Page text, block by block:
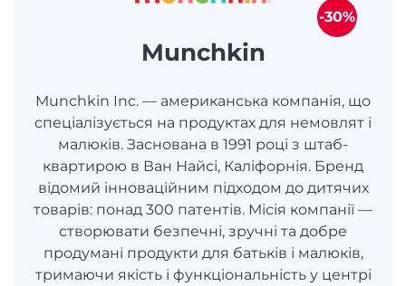
Munchkin
Munchkin Inc. — американська компанія, що
спеціалізується на продуктах для немовлят і
малюків. Заснована в 1991 році з штаб-
квартирою в Ван Найсі, Каліфорнія. Бренд
відомий інноваційним підходом до дитячих
товарів: понад 300 патентів. Місія компанії —
створювати безпечні, зручні та добре
продумані продукти для батьків і малюків,
тримаючи якість і функціональність у центрі
-30%